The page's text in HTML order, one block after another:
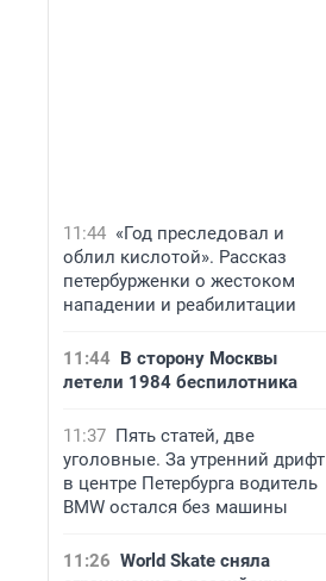
11:44 «Год преследовал и
облил кислотой». Рассказ
петербурженки о жестоком
нападении и реабилитации
11:44 В сторону Москвы
летели 1984 беспилотника
11:37 Пять статей, две
уголовные. За утренний дрифт
в центре Петербурга водитель
BMW остался без машины
11:26 World Skate сняла